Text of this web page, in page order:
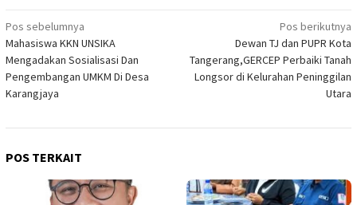
Navigasi
pos
Pos sebelumnya
Mahasiswa KKN UNSIKA
Mengadakan Sosialisasi Dan
Pengembangan UMKM Di Desa
Karangjaya
Pos berikutnya
Dewan TJ dan PUPR Kota
Tangerang,GERCEP Perbaiki Tanah
Longsor di Kelurahan Peninggilan
Utara
POS TERKAIT